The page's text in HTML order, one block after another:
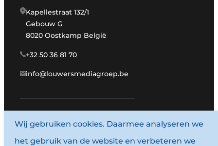
Kapellestraat 132/1
Gebouw G
8020 Oostkamp België
+32 50 36 81 70
info@louwersmediagroep.be
www.louwersmediagroep.com
© 1987 - 2026 Louwersmediagroep.
Wij gebruiken cookies. Daarmee analyseren we
het gebruik van de website en verbeteren we